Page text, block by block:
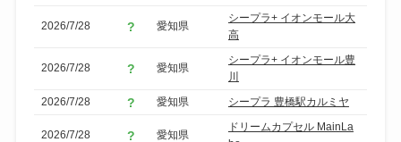
2026/7/28 愛知県
シープラ+ イオンモール大
高
2026/7/28 愛知県
シープラ+ イオンモール豊
川
2026/7/28
愛知県 シープラ 豊橋駅カルミヤ
2026/7/28 愛知県
ドリームカプセル MainLa